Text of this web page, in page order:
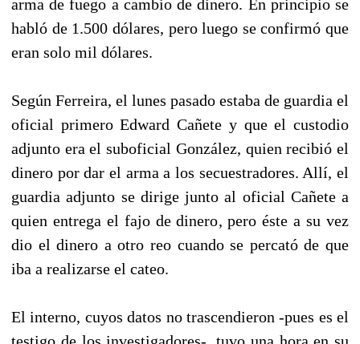
arma de fuego a cambio de dinero. En principio se
habló de 1.500 dólares, pero luego se confirmó que
eran solo mil dólares.
Según Ferreira, el lunes pasado estaba de guardia el
oficial primero Edward Cañete y que el custodio
adjunto era el suboficial González, quien recibió el
dinero por dar el arma a los secuestradores. Allí, el
guardia adjunto se dirige junto al oficial Cañete a
quien entrega el fajo de dinero, pero éste a su vez
dio el dinero a otro reo cuando se percató de que
iba a realizarse el cateo.
El interno, cuyos datos no trascendieron -pues es el